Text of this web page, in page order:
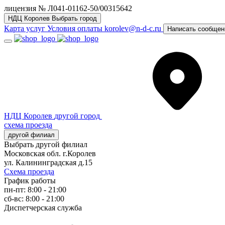
лицензия № Л041-01162-50/00315642
НДЦ Королев Выбрать город
Карта услуг Условия оплаты korolev@n-d-c.ru Написать
НДЦ Королев другой город
схема проезда
другой филиал
Выбрать другой филиал
Московская обл. г.Королев
ул. Калининградская д.15
Схема проезда
График работы
пн-пт: 8:00 - 21:00
сб-вс: 8:00 - 21:00
Диспетчерская служба